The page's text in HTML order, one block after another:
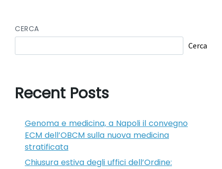
CERCA
Cerca
Recent Posts
Genoma e medicina, a Napoli il convegno
ECM dell’OBCM sulla nuova medicina
stratificata
Chiusura estiva degli uffici dell’Ordine: